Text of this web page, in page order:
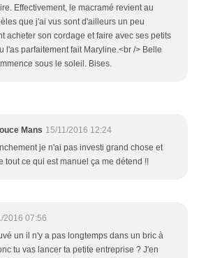
Effectivement, le macramé revient au
que j'ai vus sont d'ailleurs un peu
acheter son cordage et faire avec ses petits
l'as parfaitement fait Maryline.<br /> Belle
sous le soleil. Bises.
Mans 15/11/2016 12:24
je n'ai pas investi grand chose et
tout ce qui est manuel ça me détend !!
2016 07:56
un il n'y a pas longtemps dans un bric à
tu vas lancer ta petite entreprise ? J'en